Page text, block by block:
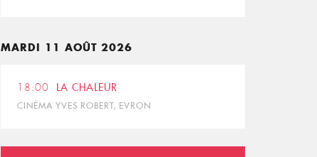
MARDI 11 AOÛT 2026
18:00 LA CHALEUR
CINÉMA YVES ROBERT, EVRON